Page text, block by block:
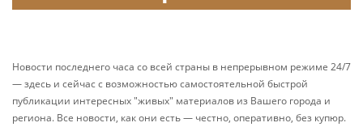
Новости последнего часа со всей страны в непрерывном режиме 24/7
— здесь и сейчас с возможностью самостоятельной быстрой
публикации интересных "живых" материалов из Вашего города и
региона. Все новости, как они есть — честно, оперативно, без купюр.